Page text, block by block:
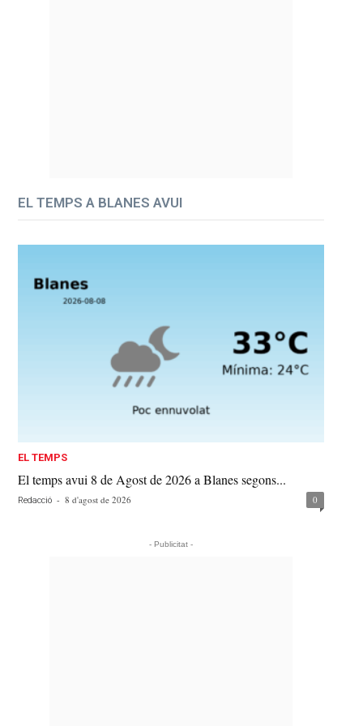
EL TEMPS A BLANES AVUI
EL TEMPS
El temps avui 8 de Agost de 2026 a Blanes segons...
Redacció - 8 d'agost de 2026 0
- Publicitat -